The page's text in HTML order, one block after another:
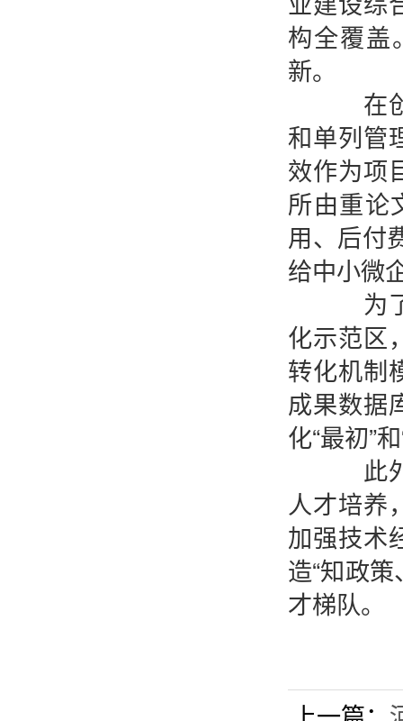
构全覆盖
新。
在创
和单列管
效作为项
所由重论
用、后付
给中小微
为了
化示范区
转化机制
成果数据
化“最初”
此外
人才培养
加强技术
造“知政
才梯队。